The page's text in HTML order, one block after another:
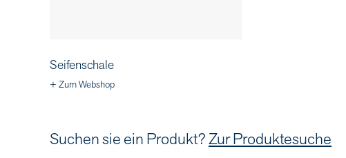
Seifenschale
+ Zum Webshop
Suchen sie ein Produkt?Zur Produktesuche